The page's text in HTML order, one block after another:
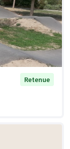
Retenue